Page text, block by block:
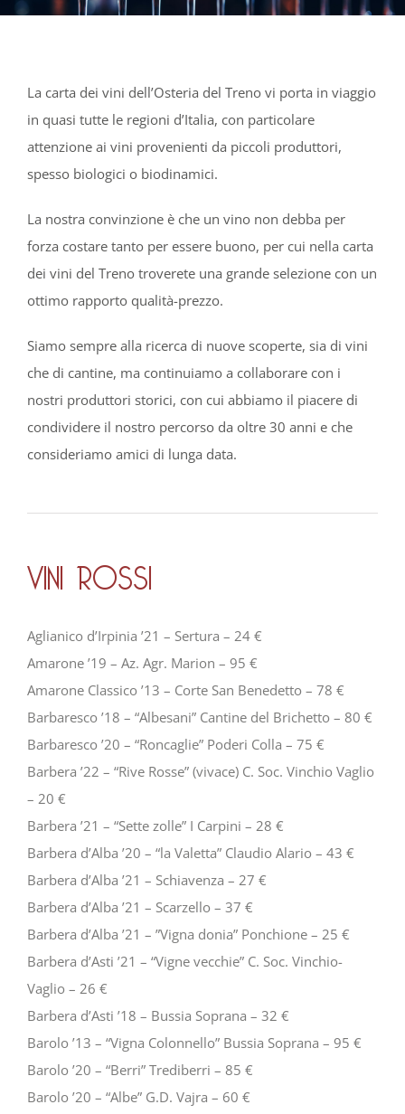
La carta dei vini dell’Osteria del Treno vi porta in viaggio
in quasi tutte le regioni d’Italia, con particolare
attenzione ai vini provenienti da piccoli produttori,
spesso biologici o biodinamici.
La nostra convinzione è che un vino non debba per
forza costare tanto per essere buono, per cui nella carta
dei vini del Treno troverete una grande selezione con un
ottimo rapporto qualità-prezzo.
Siamo sempre alla ricerca di nuove scoperte, sia di vini
che di cantine, ma continuiamo a collaborare con i
nostri produttori storici, con cui abbiamo il piacere di
condividere il nostro percorso da oltre 30 anni e che
consideriamo amici di lunga data.
VINI ROSSI
Aglianico d’Irpinia ’21 – Sertura – 24 €
Amarone ’19 – Az. Agr. Marion – 95 €
Amarone Classico ’13 – Corte San Benedetto – 78 €
Barbaresco ’18 – “Albesani” Cantine del Brichetto – 80 €
Barbaresco ’20 – “Roncaglie” Poderi Colla – 75 €
Barbera ’22 – “Rive Rosse” (vivace) C. Soc. Vinchio Vaglio
– 20 €
Barbera ’21 – “Sette zolle” I Carpini – 28 €
Barbera d’Alba ’20 – “la Valetta” Claudio Alario – 43 €
Barbera d’Alba ’21 – Schiavenza – 27 €
Barbera d’Alba ’21 – Scarzello – 37 €
Barbera d’Alba ’21 – ”Vigna donia” Ponchione – 25 €
Barbera d’Asti ’21 – “Vigne vecchie” C. Soc. Vinchio-
Vaglio – 26 €
Barbera d’Asti ’18 – Bussia Soprana – 32 €
Barolo ’13 – “Vigna Colonnello” Bussia Soprana – 95 €
Barolo ’20 – “Berri” Trediberri – 85 €
Barolo ’20 – “Albe” G.D. Vajra – 60 €